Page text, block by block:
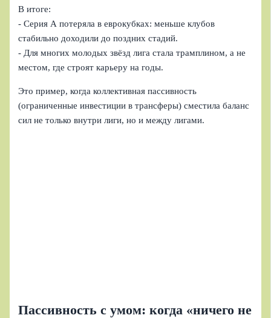
В итоге:
- Серия А потеряла в еврокубках: меньше клубов
стабильно доходили до поздних стадий.
- Для многих молодых звёзд лига стала трамплином, а не
местом, где строят карьеру на годы.
Это пример, когда коллективная пассивность
(ограниченные инвестиции в трансферы) сместила баланс
сил не только внутри лиги, но и между лигами.
Пассивность с умом: когда «ничего не